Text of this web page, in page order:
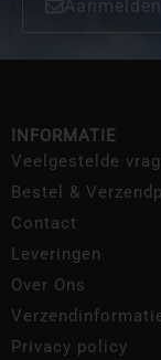
Aanmelden
INFORMATIE
Veelgestelde
Bestel &
Contact
Leveringen
Over Ons
Privacy policy